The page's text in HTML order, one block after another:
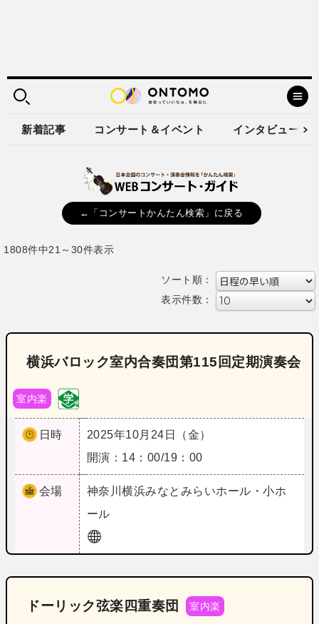
新着記事 コンサート＆イベント インタビュー
←「コンサートかんたん検索」に戻る
1808件中21～30件表示
ソート順：
表示件数：
横浜バロック室内合奏団第115回定期演奏会
室内楽
日時
2025年10月24日（金）
開演：14：00/19：00
会場 神奈川横浜みなとみらいホール・小ホ
ール
ドーリック弦楽四重奏団 室内楽